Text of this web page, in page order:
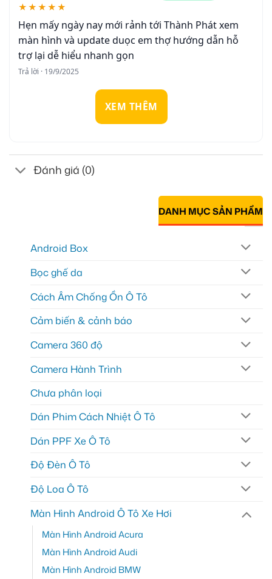
★★★★★
Hẹn mấy ngày nay mới rảnh tới Thành Phát xem
màn hình và update duọc em thợ hướng dẫn hỗ
trợ lại dễ hiểu nhanh gọn
Trả lời · 19/9/2025
XEM THÊM
Đánh giá (0)
DANH MỤC SẢN PHẨM
Android Box
Bọc ghế da
Cách Âm Chống Ồn Ô Tô
Cảm biến & cảnh báo
Camera 360 độ
Camera Hành Trình
Chưa phân loại
Dán Phim Cách Nhiệt Ô Tô
Dán PPF Xe Ô Tô
Độ Đèn Ô Tô
Độ Loa Ô Tô
Màn Hình Android Ô Tô Xe Hơi
Màn Hình Android Acura
Màn Hình Android Audi
Màn Hình Android BMW